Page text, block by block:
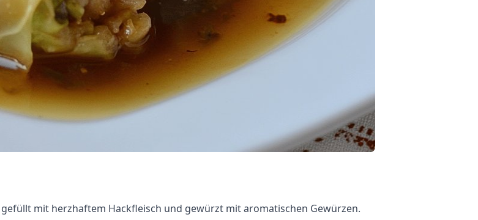
mit herzhaftem Hackfleisch und gewürzt mit aromatischen Gewürzen.